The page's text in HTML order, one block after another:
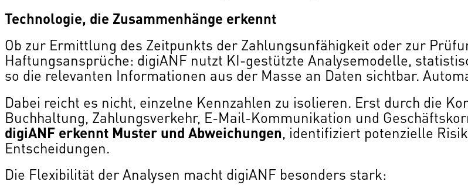
Technologie, die Zusammenhänge erkennt
Ob zur Ermittlung des Zeitpunkts der Zahlungsunfähigkeit oder zur
Haftungsansprüche: digiANF nutzt KI-gestützte Analysemodelle,
so die relevanten Informationen aus der Masse an Daten sichtbar.
Dabei reicht es nicht, einzelne Kennzahlen zu isolieren. Erst durch die
Buchhaltung, Zahlungsverkehr, E-Mail-Kommunikation und
digiANF erkennt Muster und Abweichungen, identifiziert potenzielle
Entscheidungen.
Die Flexibilität der Analysen macht digiANF besonders stark: